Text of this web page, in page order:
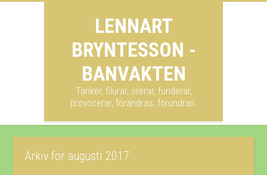
LENNART
BRYNTESSON -
BANVAKTEN
Tänker, filurar, orerar, funderar,
provocerar, förändras, förundras.
Arkiv för augusti 2017